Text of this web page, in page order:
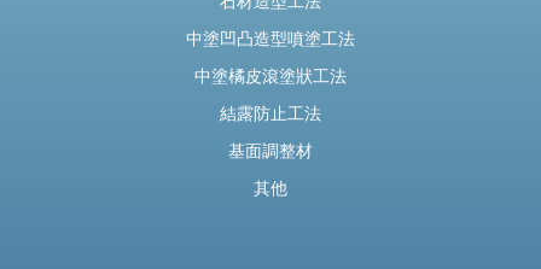
中塗凹凸造型噴塗工法
中塗橘皮滾塗狀工法
結露防止工法
基面調整材
其他